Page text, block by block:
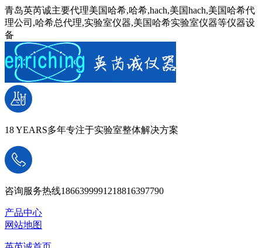
青岛英芮诚主要代理美国哈希,哈希,hach,美国hach,美国哈希代
理公司,哈希总代理,实验室仪器,美国哈希实验室仪器等仪器设
备
18 YEARS多年专注于实验室整体解决方案
咨询服务热线1866399991218816397790
产品中心
网站地图